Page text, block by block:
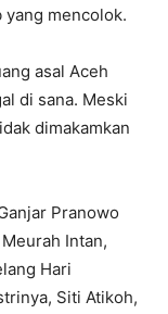
yang mencolok.
asal Aceh
di sana. Meski
dimakamkan
Pranowo
Intan,
Hari
Siti Atikoh,